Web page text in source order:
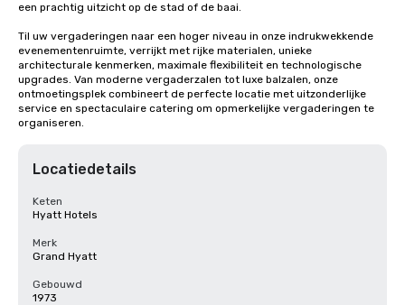
een prachtig uitzicht op de stad of de baai.
Til uw vergaderingen naar een hoger niveau in onze indrukwekkende
evenementenruimte, verrijkt met rijke materialen, unieke
architecturale kenmerken, maximale flexibiliteit en technologische
upgrades. Van moderne vergaderzalen tot luxe balzalen, onze
ontmoetingsplek combineert de perfecte locatie met uitzonderlijke
service en spectaculaire catering om opmerkelijke vergaderingen te
organiseren.
Locatiedetails
Keten
Hyatt Hotels
Merk
Grand Hyatt
Gebouwd
1973